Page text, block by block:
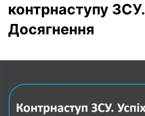
контрнаступу ЗСУ.
Досягнення